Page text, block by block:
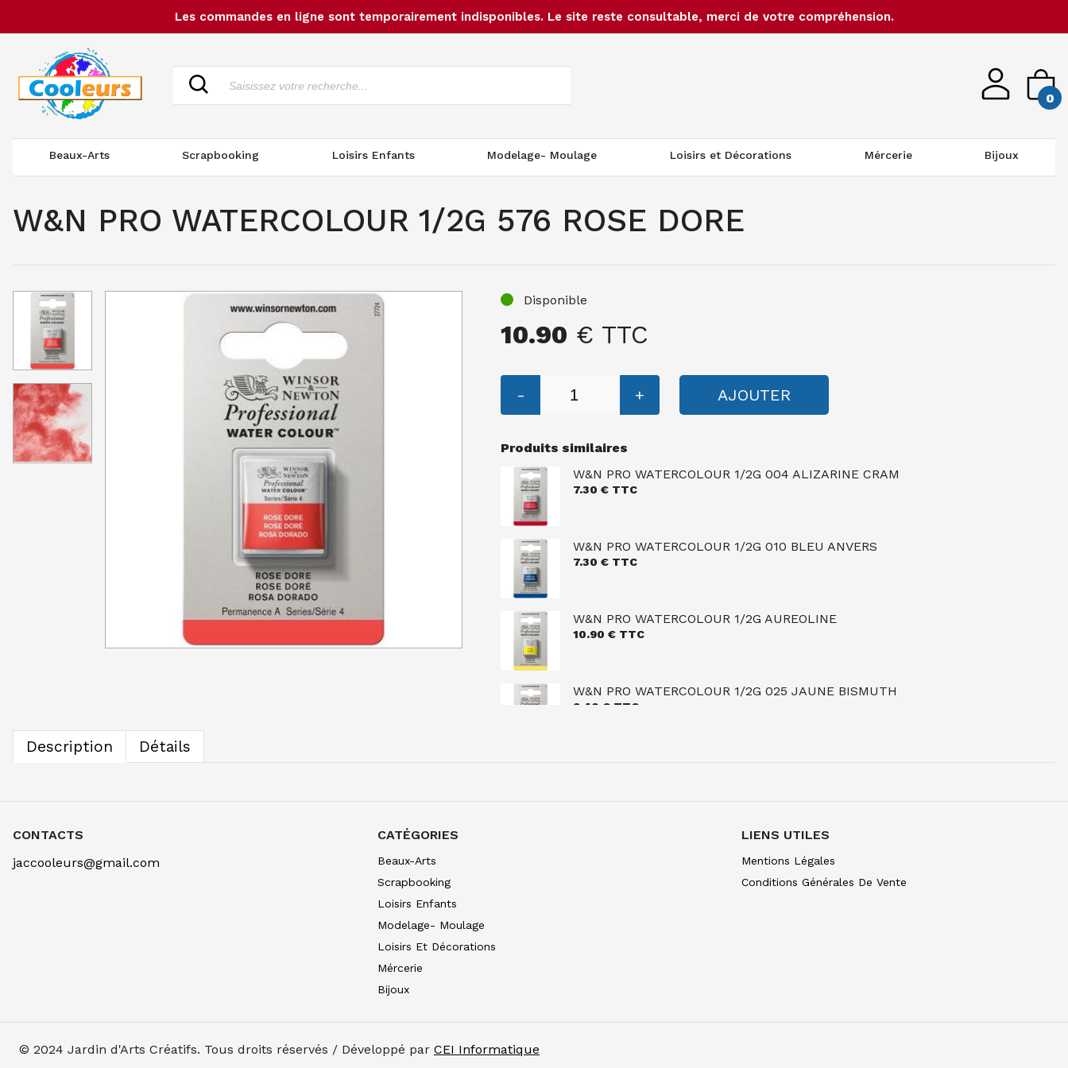
Les commandes en ligne sont temporairement indisponibles. Le site reste consultable, merci de votre compréhension.
0
Beaux-Arts Scrapbooking Loisirs Enfants Modelage- Moulage Loisirs et Décorations Mércerie Bijoux
W&N PRO WATERCOLOUR 1/2G 576 ROSE DORE
Disponible
10.90 € TTC
- + AJOUTER
Produits similaires
W&N PRO WATERCOLOUR 1/2G 004 ALIZARINE CRAM
7.30 € TTC
W&N PRO WATERCOLOUR 1/2G 010 BLEU ANVERS
7.30 € TTC
W&N PRO WATERCOLOUR 1/2G AUREOLINE
10.90 € TTC
W&N PRO WATERCOLOUR 1/2G 025 JAUNE BISMUTH
9.40 € TTC
W&N PRO WATERCOLOUR 1/2G 074 TERRE SIENNE BRULEE
Description Détails
CONTACTS
jaccooleurs@gmail.com
CATÉGORIES
Beaux-Arts
Scrapbooking
Loisirs Enfants
Modelage- Moulage
Loisirs Et Décorations
Mércerie
Bijoux
LIENS UTILES
Mentions Légales
Conditions Générales De Vente
© 2024 Jardin d'Arts Créatifs. Tous droits réservés / Développé par CEI Informatique